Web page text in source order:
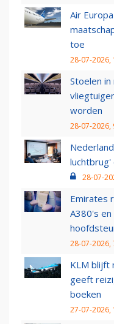
Air
toe
28-07-2026,
Stoelen
worden
28-07-2026,
28-07-
Emirates
A380's
28-07-2026,
KLM blijft
geeft
boeken
27-07-2026,